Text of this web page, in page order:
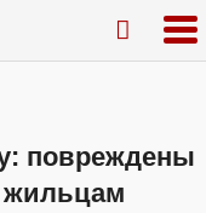
повреждены
жильцам